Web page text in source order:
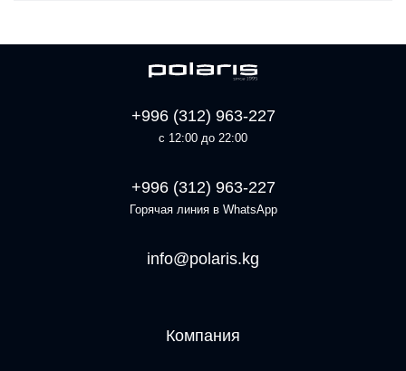
+996 (312) 963-227
с 12:00 до 22:00
+996 (312) 963-227
Горячая линия в WhatsApp
info@polaris.kg
Компания